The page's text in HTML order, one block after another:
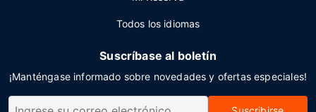
Todos los idiomas
Suscríbase al boletín
¡Manténgase informado sobre novedades y ofertas especiales!